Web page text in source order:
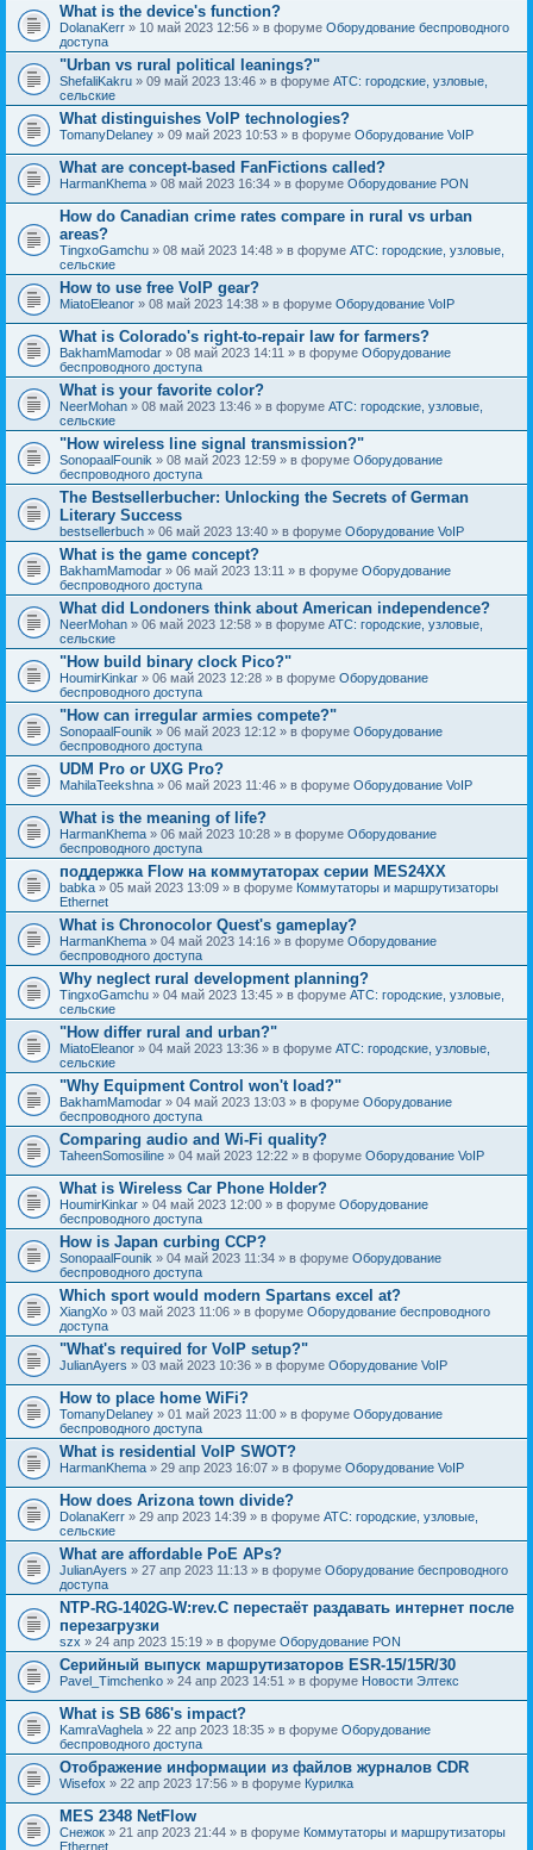
What is the device's function?
DolanaKerr » 10 май 2023 12:56 » в форуме Оборудование беспроводного
доступа
"Urban vs rural political leanings?"
ShefaliKakru » 09 май 2023 13:46 » в форуме АТС: городские, узловые,
сельские
What distinguishes VoIP technologies?
TomanyDelaney » 09 май 2023 10:53 » в форуме Оборудование VoIP
What are concept-based FanFictions called?
HarmanKhema » 08 май 2023 16:34 » в форуме Оборудование PON
How do Canadian crime rates compare in rural vs urban
areas?
TingxoGamchu » 08 май 2023 14:48 » в форуме АТС: городские, узловые,
сельские
How to use free VoIP gear?
MiatoEleanor » 08 май 2023 14:38 » в форуме Оборудование VoIP
What is Colorado's right-to-repair law for farmers?
BakhamMamodar » 08 май 2023 14:11 » в форуме Оборудование
беспроводного доступа
What is your favorite color?
NeerMohan » 08 май 2023 13:46 » в форуме АТС: городские, узловые,
сельские
"How wireless line signal transmission?"
SonopaalFounik » 08 май 2023 12:59 » в форуме Оборудование
беспроводного доступа
The Bestsellerbucher: Unlocking the Secrets of German
Literary Success
bestsellerbuch » 06 май 2023 13:40 » в форуме Оборудование VoIP
What is the game concept?
BakhamMamodar » 06 май 2023 13:11 » в форуме Оборудование
беспроводного доступа
What did Londoners think about American independence?
NeerMohan » 06 май 2023 12:58 » в форуме АТС: городские, узловые,
сельские
"How build binary clock Pico?"
HoumirKinkar » 06 май 2023 12:28 » в форуме Оборудование
беспроводного доступа
"How can irregular armies compete?"
SonopaalFounik » 06 май 2023 12:12 » в форуме Оборудование
беспроводного доступа
UDM Pro or UXG Pro?
MahilaTeekshna » 06 май 2023 11:46 » в форуме Оборудование VoIP
What is the meaning of life?
HarmanKhema » 06 май 2023 10:28 » в форуме Оборудование
беспроводного доступа
поддержка Flow на коммутаторах серии MES24XX
babka » 05 май 2023 13:09 » в форуме Коммутаторы и маршрутизаторы
Ethernet
What is Chronocolor Quest's gameplay?
HarmanKhema » 04 май 2023 14:16 » в форуме Оборудование
беспроводного доступа
Why neglect rural development planning?
TingxoGamchu » 04 май 2023 13:45 » в форуме АТС: городские, узловые,
сельские
"How differ rural and urban?"
MiatoEleanor » 04 май 2023 13:36 » в форуме АТС: городские, узловые,
сельские
"Why Equipment Control won't load?"
BakhamMamodar » 04 май 2023 13:03 » в форуме Оборудование
беспроводного доступа
Comparing audio and Wi-Fi quality?
TaheenSomosiline » 04 май 2023 12:22 » в форуме Оборудование VoIP
What is Wireless Car Phone Holder?
HoumirKinkar » 04 май 2023 12:00 » в форуме Оборудование
беспроводного доступа
How is Japan curbing CCP?
SonopaalFounik » 04 май 2023 11:34 » в форуме Оборудование
беспроводного доступа
Which sport would modern Spartans excel at?
XiangXo » 03 май 2023 11:06 » в форуме Оборудование беспроводного
доступа
"What's required for VoIP setup?"
JulianAyers » 03 май 2023 10:36 » в форуме Оборудование VoIP
How to place home WiFi?
TomanyDelaney » 01 май 2023 11:00 » в форуме Оборудование
беспроводного доступа
What is residential VoIP SWOT?
HarmanKhema » 29 апр 2023 16:07 » в форуме Оборудование VoIP
How does Arizona town divide?
DolanaKerr » 29 апр 2023 14:39 » в форуме АТС: городские, узловые,
сельские
What are affordable PoE APs?
JulianAyers » 27 апр 2023 11:13 » в форуме Оборудование беспроводного
доступа
NTP-RG-1402G-W:rev.C перестаёт раздавать интернет после
перезагрузки
szx » 24 апр 2023 15:19 » в форуме Оборудование PON
Серийный выпуск маршрутизаторов ESR-15/15R/30
Pavel_Timchenko » 24 апр 2023 14:51 » в форуме Новости Элтекс
What is SB 686's impact?
KamraVaghela » 22 апр 2023 18:35 » в форуме Оборудование
беспроводного доступа
Отображение информации из файлов журналов CDR
Wisefox » 22 апр 2023 17:56 » в форуме Курилка
MES 2348 NetFlow
Снежок » 21 апр 2023 21:44 » в форуме Коммутаторы и маршрутизаторы
Ethernet